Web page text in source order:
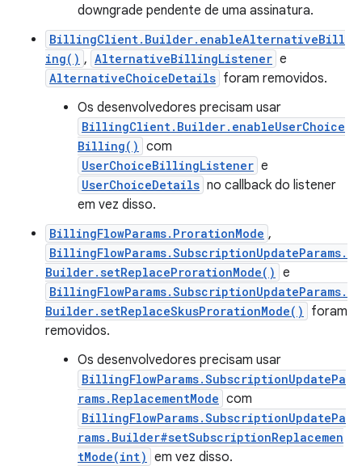
downgrade pendente de uma assinatura.
BillingClient.Builder.enableAlternativeBill
ing() , AlternativeBillingListener e
AlternativeChoiceDetails foram removidos.
Os desenvolvedores precisam usar
BillingClient.Builder.enableUserChoice
Billing() com
UserChoiceBillingListener e
UserChoiceDetails no callback do listener
em vez disso.
BillingFlowParams.ProrationMode ,
BillingFlowParams.SubscriptionUpdateParams.
Builder.setReplaceProrationMode() e
BillingFlowParams.SubscriptionUpdateParams.
Builder.setReplaceSkusProrationMode()
foram
removidos.
Os desenvolvedores precisam usar
BillingFlowParams.SubscriptionUpdatePa
rams.ReplacementMode com
BillingFlowParams.SubscriptionUpdatePa
rams.Builder#setSubscriptionReplacemen
tMode(int) em vez disso.